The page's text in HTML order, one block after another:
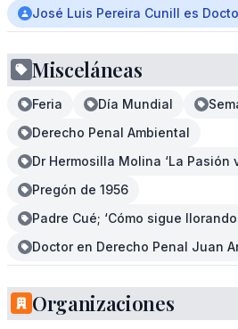
José Luis Pereira Cunill es
Misceláneas
Feria Día Mundial
Derecho Penal Ambiental
Dr Hermosilla Molina ‘La
Pregón de 1956
Padre Cué; ‘Cómo sigue
Doctor en Derecho Penal Juan
Organizaciones